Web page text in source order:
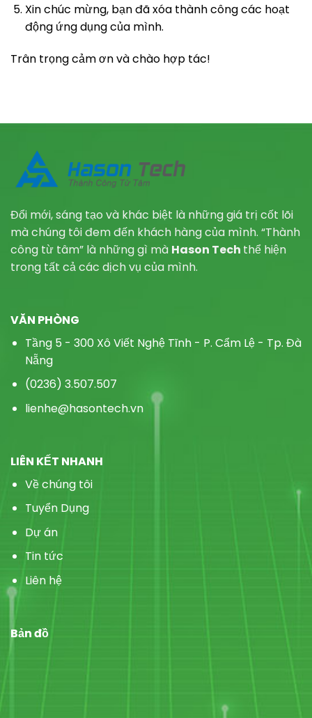
Xin chúc mừng, bạn đã xóa thành công các hoạt
động ứng dụng của mình.
Trân trọng cảm ơn và chào hợp tác!
Đổi mới, sáng tạo và khác biệt là những giá trị cốt lõi
mà chúng tôi đem đến khách hàng của mình. “Thành
công từ tâm” là những gì mà Hason Tech thể hiện
trong tất cả các dịch vụ của mình.
VĂN PHÒNG
Tầng 5 - 300 Xô Viết Nghệ Tĩnh - P. Cẩm Lệ - Tp. Đà
Nẵng
(0236) 3.507.507
lienhe@hasontech.vn
LIÊN KẾT NHANH
Về chúng tôi
Tuyển Dụng
Dự án
Tin tức
Liên hệ
Bản đồ